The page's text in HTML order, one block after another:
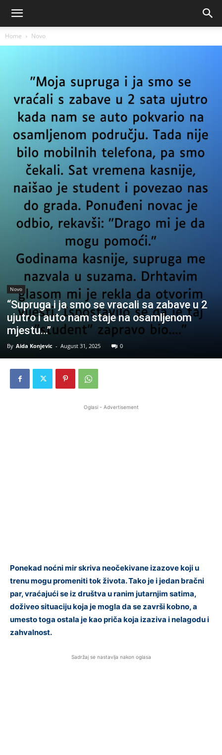
Home Novo
Novo
“Supruga i ja smo se vracali sa zabave u 2
ujutro i auto nam staje na osamljenom
mjestu…”
By Aida Konjevic - August 31, 2025 0
Oglasi - Advertisement
Ponekad noćni mir skriva neočekivane izazove koji u
trenu mogu promeniti tok života. Tako je i jedan bračni
par, vraćajući se iz društva u ranim jutarnjim satima,
doživeo situaciju koja je mogla da se završi kobno, a
umesto toga ostala je kao priča koja izaziva i nelagodu i
zahvalnost.
Sadržaj se nastavlja nakon oglasa